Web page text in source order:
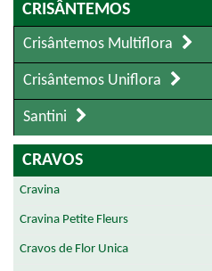
CRISÂNTEMOS
Crisântemos Multiflora
Crisântemos Uniflora
Santini
CRAVOS
Cravina
Cravina Petite Fleurs
Cravos de Flor Unica